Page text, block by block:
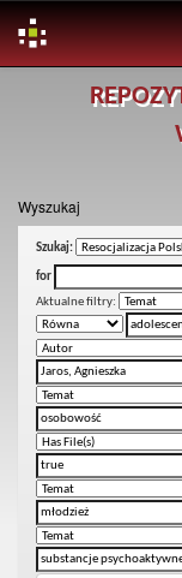
Wyszukaj
Szukaj:
for
Aktualne filtry: